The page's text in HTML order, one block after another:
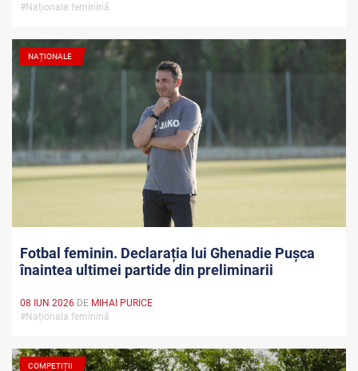
#Naționala feminină
NAȚIONALE
Fotbal feminin. Declarația lui Ghenadie Pușca
înaintea ultimei partide din preliminarii
08 IUN 2026 DE MIHAI PURICE
#Naționala feminină
COMPETIȚII